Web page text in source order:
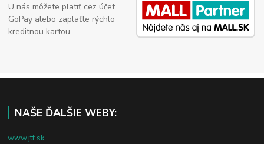
U nás môžete platiť cez účet
GoPay alebo zaplaťte rýchlo
kreditnou kartou.
NAŠE ĎALŠIE WEBY:
www.jtf.sk